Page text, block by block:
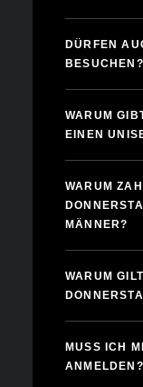
DÜRFEN
BESUCHEN?
WARUM
EINEN
WARUM
MÄNNER?
WARUM
MUSS ICH
ANMELDEN?